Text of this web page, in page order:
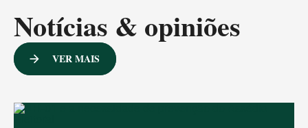
Notícias & opiniões
arrow_forward VER MAIS